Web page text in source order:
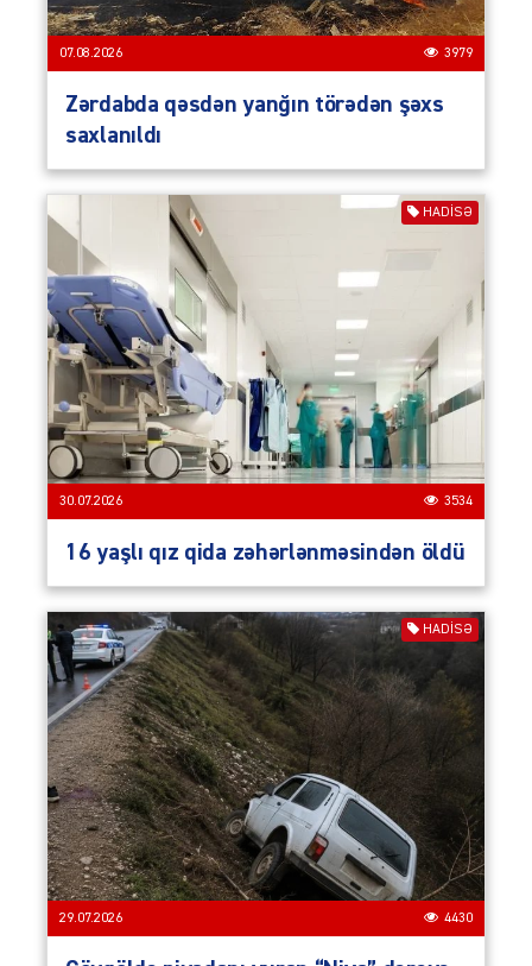
07.08.2026 3979
Zərdabda qəsdən yanğın törədən şəxs
saxlanıldı
HADISƏ
30.07.2026 3534
16 yaşlı qız qida zəhərlənməsindən öldü
HADISƏ
29.07.2026 4430